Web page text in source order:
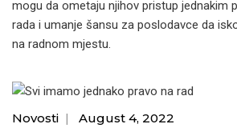
mogu da ometaju njihov pristup jednakim
rada i umanje šansu za poslodavce da
na radnom mjestu.
Novosti | August 4, 2022